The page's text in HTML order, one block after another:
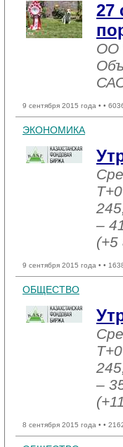
27
ОО
9 сентября 2015 года • •
ЭКОНОМИКА
–
(+5
9 сентября 2015 года • •
ОБЩЕСТВО
–
8 сентября 2015 года • •